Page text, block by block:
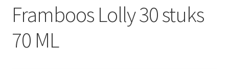
Framboos Lolly 30 stuks
70 ML